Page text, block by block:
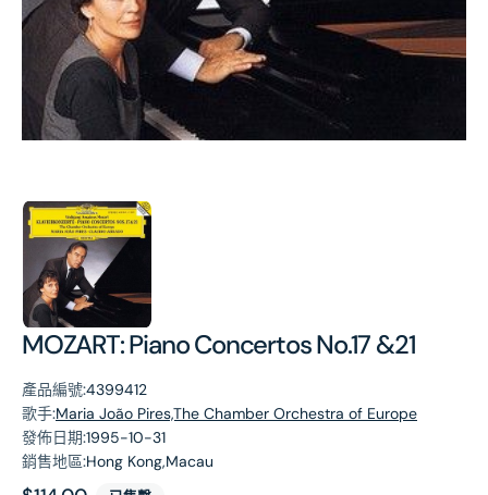
MOZART: Piano Concertos No.17 &21
產品編號:4399412
歌手:Maria João Pires,The Chamber Orchestra of Europe
發佈日期:1995-10-31
銷售地區:Hong Kong,Macau
中
開
啟
張